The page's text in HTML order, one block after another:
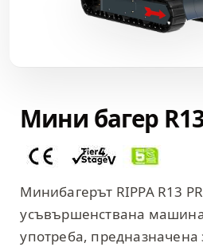
Мини багер
Минибагерът RIPPA R13
усъвършенствана
употреба, предназначена